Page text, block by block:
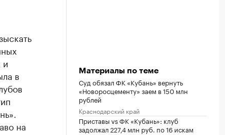
и
в
на
Материалы по теме
Суд обязал ФК «Кубань» вернуть
«Новоросцементу» заем в 150 млн
рублей
Краснодарский край
Приставы vs ФК «Кубань»: клуб
задолжал 227,4 млн руб. по 16 искам